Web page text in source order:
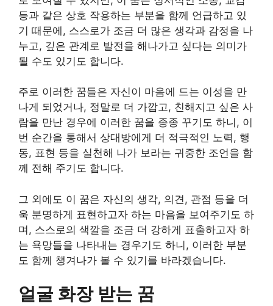
등과 같은 상호 작용하는 부분을 함께 언급하고 있
기 때문에, 스스로가 조금 더 많은 생각과 감정을 나
누고, 깊은 관계로 발전을 해나가고 싶다는 의미가
될 수도 있기도 합니다.
주로 이러한 꿈들은 자신이 마음에 드는 이성을 만
나게 되었거나, 정말로 더 가깝고, 친해지고 싶은 사
람을 만난 경우에 이러한 꿈을 종종 꾸기도 하니, 이
번 순간을 통해서 상대방에게 더 적극적인 노력, 행
동, 표현 등을 실천해 나가 보라는 귀중한 조언을 함
께 전해 주기도 합니다.
그 외에도 이 꿈은 자신의 생각, 의견, 관점 등을 더
욱 분명하게 표현하고자 하는 마음을 보여주기도 하
며, 스스로의 색깔을 조금 더 강하게 표출하고자 하
는 욕망들을 나타내는 경우기도 하니, 이러한 부분
도 함께 챙겨나가 볼 수 있기를 바라겠습니다.
얼굴 화장 받는 꿈